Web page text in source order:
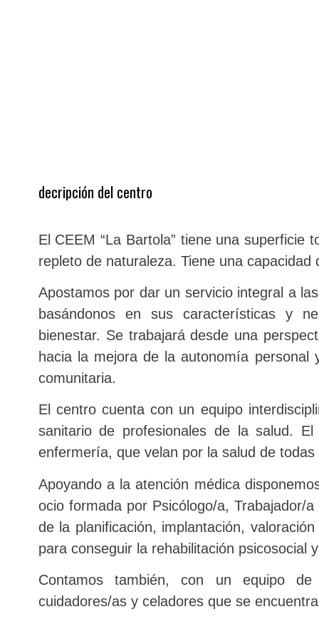
decripción del centro
El CEEM “La Bartola” tiene una superficie
repleto de naturaleza. Tiene una capacidad
Apostamos por dar un servicio integral a
basándonos en sus características y
bienestar. Se trabajará desde una
hacia la mejora de la autonomía personal
comunitaria.
El centro cuenta con un equipo
sanitario de profesionales de la salud.
enfermería, que velan por la salud de
Apoyando a la atención médica
ocio formada por Psicólogo/a, Trabajador/
de la planificación, implantación,
para conseguir la rehabilitación psicosocial
Contamos también, con un equipo de
cuidadores/as y celadores que se